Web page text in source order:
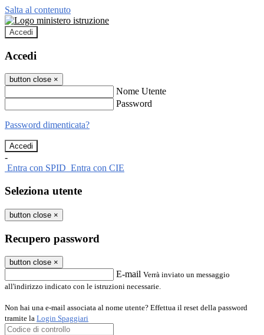
Salta al contenuto
Accedi
Accedi
button close ×
Nome Utente
Password
Password dimenticata?
-
Entra con SPID Entra con CIE
Seleziona utente
button close ×
Recupero password
button close ×
E-mail Verrà inviato un messaggio
all'indirizzo indicato con le istruzioni necessarie.
Non hai una e-mail associata al nome utente? Effettua il reset della password
tramite la Login Spaggiari